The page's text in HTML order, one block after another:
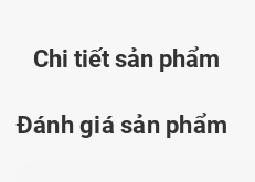
ÍCH NHI có tốt không?
đa năng, đem lại nhiều lợi ích
Chi tiết sản phẩm
Đánh giá sản phẩm